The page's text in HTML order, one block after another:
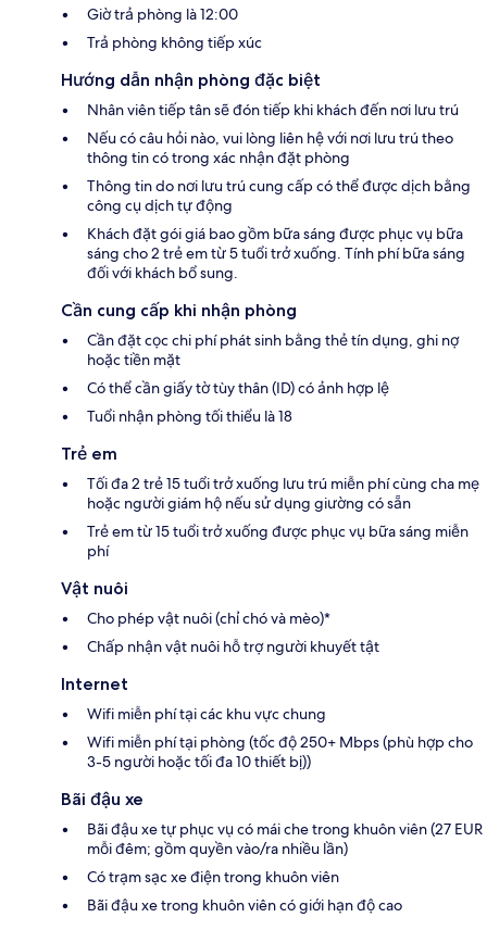
Giờ trả phòng là 12:00
Trả phòng không tiếp xúc
Hướng dẫn nhận phòng đặc biệt
Nhân viên tiếp tân sẽ đón tiếp khi khách đến nơi lưu trú
Nếu có câu hỏi nào, vui lòng liên hệ với nơi lưu trú theo
thông tin có trong xác nhận đặt phòng
Thông tin do nơi lưu trú cung cấp có thể được dịch bằng
công cụ dịch tự động
Khách đặt gói giá bao gồm bữa sáng được phục vụ bữa
sáng cho 2 trẻ em từ 5 tuổi trở xuống. Tính phí bữa sáng
đối với khách bổ sung.
Cần cung cấp khi nhận phòng
Cần đặt cọc chi phí phát sinh bằng thẻ tín dụng, ghi nợ
hoặc tiền mặt
Có thể cần giấy tờ tùy thân (ID) có ảnh hợp lệ
Tuổi nhận phòng tối thiểu là 18
Trẻ em
Tối đa 2 trẻ 15 tuổi trở xuống lưu trú miễn phí cùng cha mẹ
hoặc người giám hộ nếu sử dụng giường có sẵn
Trẻ em từ 15 tuổi trở xuống được phục vụ bữa sáng miễn
phí
Vật nuôi
Cho phép vật nuôi (chỉ chó và mèo)*
Chấp nhận vật nuôi hỗ trợ người khuyết tật
Internet
Wifi miễn phí tại các khu vực chung
Wifi miễn phí tại phòng (tốc độ 250+ Mbps (phù hợp cho
3-5 người hoặc tối đa 10 thiết bị))
Bãi đậu xe
Bãi đậu xe tự phục vụ có mái che trong khuôn viên (27 EUR
mỗi đêm; gồm quyền vào/ra nhiều lần)
Có trạm sạc xe điện trong khuôn viên
Bãi đậu xe trong khuôn viên có giới hạn độ cao